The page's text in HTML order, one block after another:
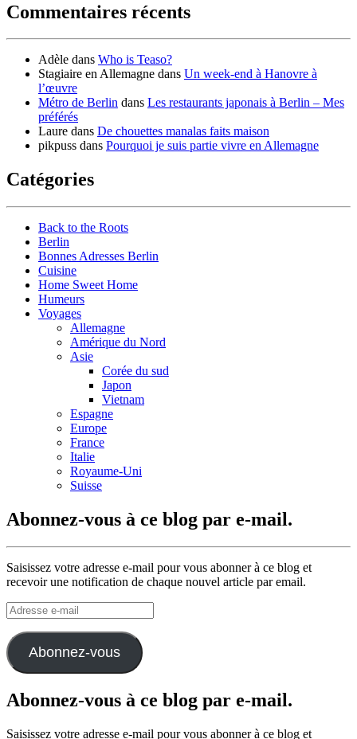
Commentaires récents
Adèle dans Who is Teaso?
Stagiaire en Allemagne dans Un week-end à Hanovre à
l’œuvre
Métro de Berlin dans Les restaurants japonais à Berlin – Mes
préférés
Laure dans De chouettes manalas faits maison
pikpuss dans Pourquoi je suis partie vivre en Allemagne
Catégories
Back to the Roots
Berlin
Bonnes Adresses Berlin
Cuisine
Home Sweet Home
Humeurs
Voyages
Allemagne
Amérique du Nord
Asie
Corée du sud
Japon
Vietnam
Espagne
Europe
France
Italie
Royaume-Uni
Suisse
Abonnez-vous à ce blog par e-mail.
Saisissez votre adresse e-mail pour vous abonner à ce blog et
recevoir une notification de chaque nouvel article par email.
Adresse
e-
mail
Abonnez-vous
Abonnez-vous à ce blog par e-mail.
Saisissez votre adresse e-mail pour vous abonner à ce blog et